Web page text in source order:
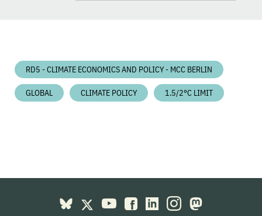
RD5 - CLIMATE ECONOMICS AND POLICY - MCC BERLIN
GLOBAL CLIMATE POLICY 1.5/2°C LIMIT